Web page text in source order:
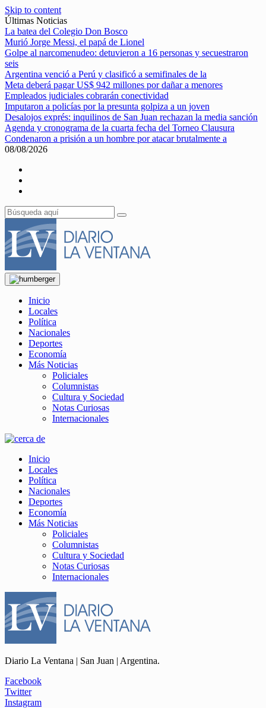
Skip to content
Últimas Noticias
La batea del Colegio Don Bosco
Murió Jorge Messi, el papá de Lionel
Golpe al narcomenudeo: detuvieron a 16 personas y secuestraron
seis
Argentina venció a Perú y clasificó a semifinales de la
Meta deberá pagar US$ 942 millones por dañar a menores
Empleados judiciales cobrarán conectividad
Imputaron a policías por la presunta golpiza a un joven
Desalojos exprés: inquilinos de San Juan rechazan la media sanción
Agenda y cronograma de la cuarta fecha del Torneo Clausura
Condenaron a prisión a un hombre por atacar brutalmente a
08/08/2026
Inicio
Locales
Política
Nacionales
Deportes
Economía
Más Noticias
Policiales
Columnistas
Cultura y Sociedad
Notas Curiosas
Internacionales
Inicio
Locales
Política
Nacionales
Deportes
Economía
Más Noticias
Policiales
Columnistas
Cultura y Sociedad
Notas Curiosas
Internacionales
Diario La Ventana | San Juan | Argentina.
Facebook
Twitter
Instagram